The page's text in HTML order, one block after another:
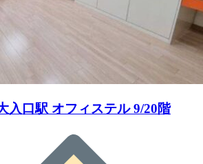
入口駅 オフィステル 9/20階